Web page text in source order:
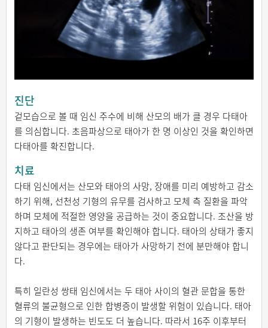
진단
겉모습으로 볼 때 임신 주수에 비해 산모의 배가 클 경우 다태아
를 의심합니다. 초음파상으로 태아가 한 명 이상인 것을 확인하면
다태아를 확진합니다.
치료
다태 임신에서는 산모와 태아의 사망, 장애를 미리 예방하고 감소
하기 위해, 선천성 기형의 유무를 검사하고 모체 측 질환을 파악
하며 모체에 적절한 영양을 공급하는 것이 중요합니다. 조산을 방
지하고 태아의 생존 여부를 확인해야 합니다. 태아의 상태가 좋지
않다고 판단되는 경우에는 태아가 사망하기 전에 분만해야 합니
다.
특히 일란성 쌍태 임신에서는 두 태아 사이의 혈관 문합을 통한
혈류의 불균형으로 인한 합병증이 발생할 위험이 있습니다. 태아
의 기형이 발생하는 빈도도 더 높습니다. 따라서 16주 이후부터